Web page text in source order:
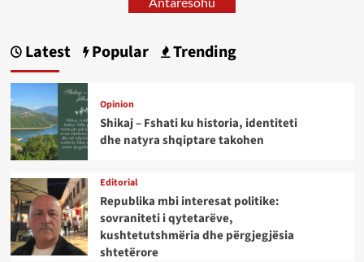
Latest Popular Trending
Opinion
Shikaj – Fshati ku historia, identiteti
dhe natyra shqiptare takohen
Editorial
Republika mbi interesat politike:
sovraniteti i qytetarëve,
kushtetutshmëria dhe përgjegjësia
shtetërore